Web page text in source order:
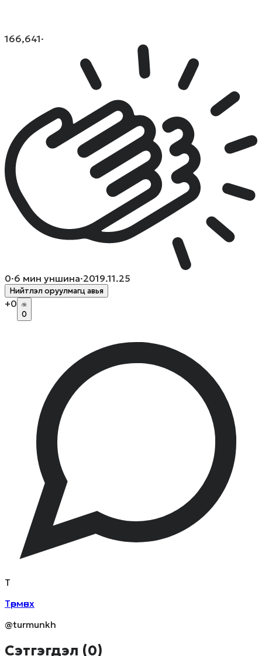
166,641·
0·6 мин уншина·2019.11.25
Нийтлэл оруулмагц авья
+0
0
Т
Төрмөнх
@turmunkh
Сэтгэгдэл (0)